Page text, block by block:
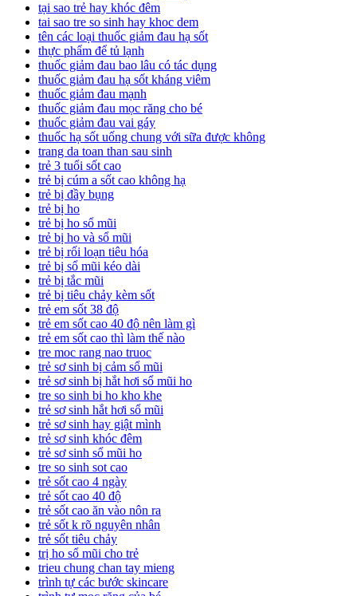
tại sao trẻ hay khóc đêm
tai sao tre so sinh hay khoc dem
tên các loại thuốc giảm đau hạ sốt
thực phẩm để tủ lạnh
thuốc giảm đau bao lâu có tác dụng
thuốc giảm đau hạ sốt kháng viêm
thuốc giảm đau mạnh
thuốc giảm đau mọc răng cho bé
thuốc giảm đau vai gáy
thuốc hạ sốt uống chung với sữa được không
trang da toan than sau sinh
trẻ 3 tuổi sốt cao
trẻ bị cúm a sốt cao không hạ
trẻ bị đầy bụng
trẻ bị ho
trẻ bị ho sổ mũi
trẻ bị ho và sổ mũi
trẻ bị rối loạn tiêu hóa
trẻ bị sổ mũi kéo dài
trẻ bị tắc mũi
trẻ bị tiêu chảy kèm sốt
trẻ em sốt 38 độ
trẻ em sốt cao 40 độ nên làm gì
trẻ em sốt cao thì làm thế nào
tre moc rang nao truoc
trẻ sơ sinh bị cảm sổ mũi
trẻ sơ sinh bị hắt hơi sổ mũi ho
tre so sinh bi ho kho khe
trẻ sơ sinh hắt hơi sổ mũi
trẻ sơ sinh hay giật mình
trẻ sơ sinh khóc đêm
trẻ sơ sinh sổ mũi ho
tre so sinh sot cao
trẻ sốt cao 4 ngày
trẻ sốt cao 40 độ
trẻ sốt cao ăn vào nôn ra
trẻ sốt k rõ nguyên nhân
trẻ sốt tiêu chảy
trị ho sổ mũi cho trẻ
trieu chung chan tay mieng
trình tự các bước skincare